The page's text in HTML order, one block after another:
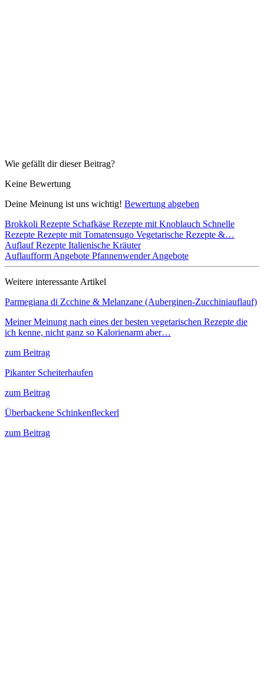
Wie gefällt dir dieser Beitrag?
Keine Bewertung
Deine Meinung ist uns wichtig! Bewertung abgeben
Brokkoli Rezepte Schafkäse Rezepte mit Knoblauch Schnelle
Rezepte Rezepte mit Tomatensugo Vegetarische Rezepte &…
Auflauf Rezepte Italienische Kräuter
Auflaufform Angebote Pfannenwender Angebote
Weitere interessante Artikel
Parmegiana di Zcchine & Melanzane (Auberginen-Zucchiniauflauf)
Meiner Meinung nach eines der besten vegetarischen Rezepte die
ich kenne, nicht ganz so Kalorienarm aber…
zum Beitrag
Pikanter Scheiterhaufen
zum Beitrag
Überbackene Schinkenfleckerl
zum Beitrag